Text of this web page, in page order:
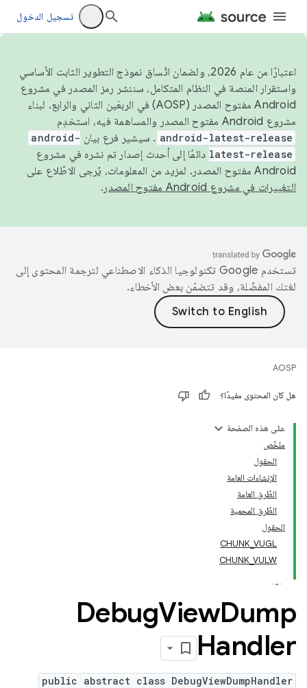
تسجيل الدخول
اعتبارًا من عام 2026، ولضمان اتّساق نموذج التطوير الثابت الأساسي
واستقرار المنصة في النظام المتكامل، سننشر رمز المصدر في مشروع
Android مفتوح المصدر (AOSP) في الربعَين الثاني والرابع. لبناء
مشروع Android مفتوح المصدر والمساهمة فيه، استخدِم
android-latest-release . سيشير فرع بيان android-
latest-release دائمًا إلى أحدث إصدار تم نشره في مشروع
Android مفتوح المصدر. لمزيد من المعلومات، يُرجى الاطّلاع على
التغييرات في مشروع Android مفتوح المصدر
.
تستخدم Google تكنولوجيا الذكاء الاصطناعي لترجمة المحتوى إلى
لغتك المفضّلة، وقد تتضمّن بعض الأخطاء.
AOSP
هل كان المحتوى مفيدًا؟
على هذه الصفحة
ملخّص
الحقول
الإنشاءات العامة
الطُرق العامة
الطُرق المحمية
الحقول
CHUNK_VUGL
CHUNK_VULW
DebugViewDump
Handler
public abstract class DebugViewDumpHandler